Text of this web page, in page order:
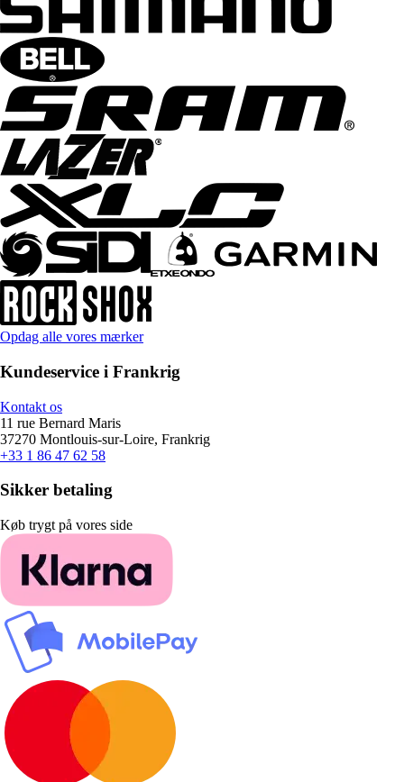
Opdag alle vores mærker
Kundeservice i Frankrig
Kontakt os
11 rue Bernard Maris
37270 Montlouis-sur-Loire, Frankrig
+33 1 86 47 62 58
Sikker betaling
Køb trygt på vores side